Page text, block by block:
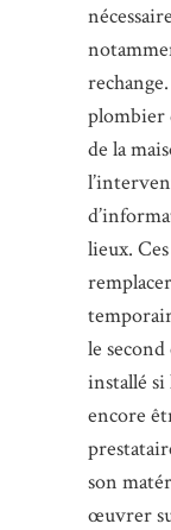
plombier
de la
lieux.
le
installé
encore
son
œuvrer